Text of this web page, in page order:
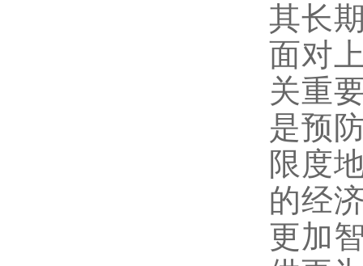
其长
面对
关重
是预
限度
的经
更加